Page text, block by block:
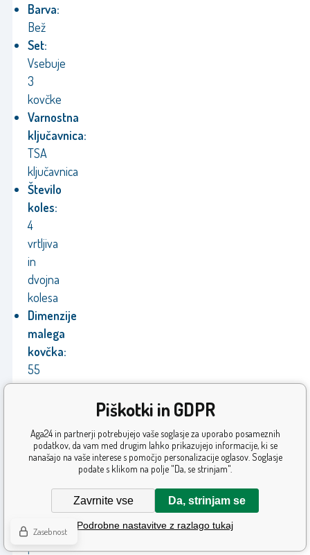
Barva:
Bež
Set:
Vsebuje
3
kovčke
Varnostna
ključavnica:
TSA
ključavnica
Število
koles:
4
vrtljiva
in
dvojna
kolesa
Dimenzije
malega
kovčka:
55
x
23
cm
Prostornina
kovčka:
33
l
Piškotki in GDPR
Aga24 in partnerji potrebujejo vaše soglasje za uporabo posameznih
podatkov, da vam med drugim lahko prikazujejo informacije, ki se
nanašajo na vaše interese s pomočjo personalizacije oglasov. Soglasje
podate s klikom na polje "Da, se strinjam".
Zavrnite vse Da, strinjam se
Podrobne nastavitve z razlago tukaj
Zasebnost